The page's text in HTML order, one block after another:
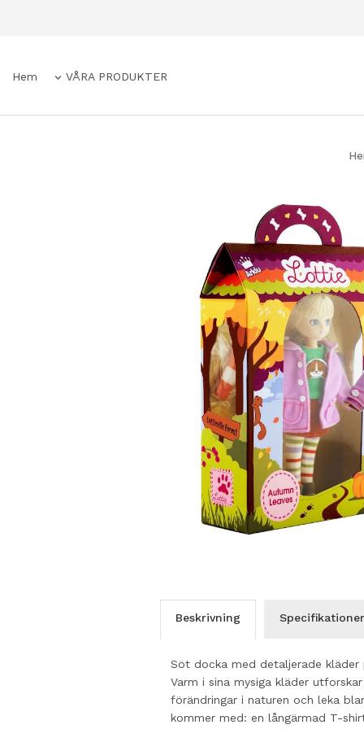
Hem VÅRA PRODUKTER
Beskrivning Specifikationer
Söt docka med detaljerade
Varm i sina mysiga kläder
förändringar i naturen och leka
kommer med: en långärmad T-